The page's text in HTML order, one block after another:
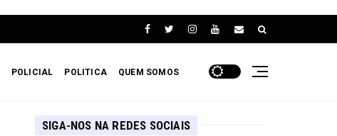
POLICIAL POLITICA QUEM SOMOS
SIGA-NOS NA REDES SOCIAIS